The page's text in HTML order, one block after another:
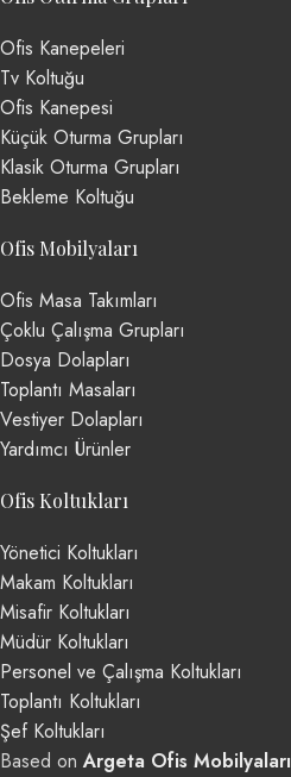
Ofis Kanepeleri
Tv Koltuğu
Ofis Kanepesi
Küçük Oturma Grupları
Klasik Oturma Grupları
Bekleme Koltuğu
Ofis Mobilyaları
Ofis Masa Takımları
Çoklu Çalışma Grupları
Dosya Dolapları
Toplantı Masaları
Vestiyer Dolapları
Yardımcı Ürünler
Ofis Koltukları
Yönetici Koltukları
Makam Koltukları
Misafir Koltukları
Müdür Koltukları
Personel ve Çalışma Koltukları
Toplantı Koltukları
Şef Koltukları
Based onArgeta Ofis Mobilyaları